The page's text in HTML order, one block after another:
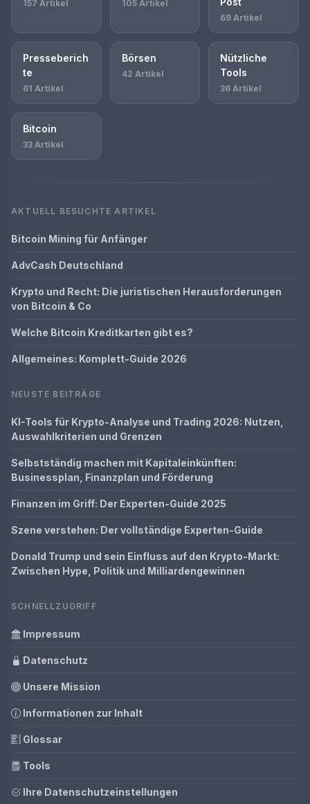
157 Artikel 105 Artikel
69 Artikel
Presseberich
te
61 Artikel
Börsen
42 Artikel
Nützliche
Tools
36 Artikel
Bitcoin
33 Artikel
AKTUELL BESUCHTE ARTIKEL
Bitcoin Mining für Anfänger
AdvCash Deutschland
Krypto und Recht: Die juristischen Herausforderungen
von Bitcoin & Co
Welche Bitcoin Kreditkarten gibt es?
Allgemeines: Komplett-Guide 2026
NEUSTE BEITRÄGE
KI-Tools für Krypto-Analyse und Trading 2026: Nutzen,
Auswahlkriterien und Grenzen
Selbstständig machen mit Kapitaleinkünften:
Businessplan, Finanzplan und Förderung
Finanzen im Griff: Der Experten-Guide 2025
Szene verstehen: Der vollständige Experten-Guide
Donald Trump und sein Einfluss auf den Krypto-Markt:
Zwischen Hype, Politik und Milliardengewinnen
SCHNELLZUGRIFF
Impressum
Datenschutz
Unsere Mission
Informationen zur Inhalt
Glossar
Tools
Ihre Datenschutzeinstellungen